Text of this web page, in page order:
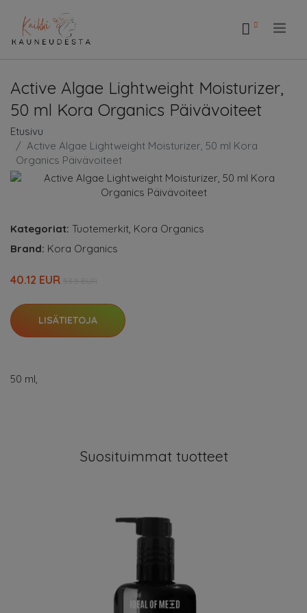
Active Algae Lightweight Moisturizer,
50 ml Kora Organics Päivävoiteet
Etusivu
Active Algae Lightweight Moisturizer, 50 ml Kora
Organics Päivävoiteet
Kategoriat: Tuotemerkit, Kora Organics
Brand: Kora Organics
40.12 EUR
LISÄTIETOJA
50 ml,
Suosituimmat tuotteet